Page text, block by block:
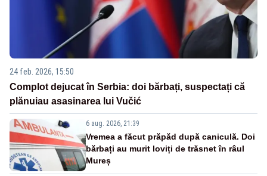
24 feb. 2026, 15:50
Complot dejucat în Serbia: doi bărbați, suspectați că
plănuiau asasinarea lui Vučić
6 aug. 2026, 21:39
Vremea a făcut prăpăd după caniculă. Doi
bărbați au murit loviți de trăsnet în râul
Mureș